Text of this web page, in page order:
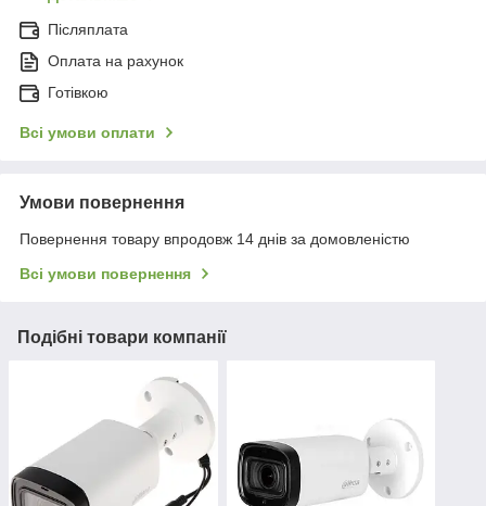
Післяплата
Оплата на рахунок
Готівкою
Всі умови оплати
Умови повернення
Повернення товару впродовж 14 днів за домовленістю
Всі умови повернення
Подібні товари компанії